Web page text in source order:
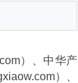
）、中华产
）、